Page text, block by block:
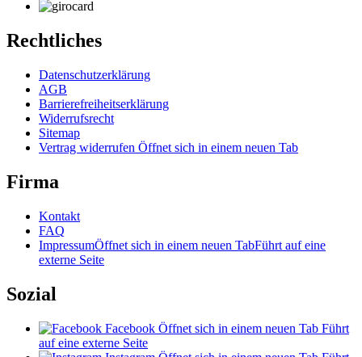
Rechtliches
Datenschutzerklärung
AGB
Barrierefreiheitserklärung
Widerrufsrecht
Sitemap
Vertrag widerrufen Öffnet sich in einem neuen Tab
Firma
Kontakt
FAQ
ImpressumÖffnet sich in einem neuen TabFührt auf eine
externe Seite
Sozial
Facebook Öffnet sich in einem neuen Tab Führt
auf eine externe Seite